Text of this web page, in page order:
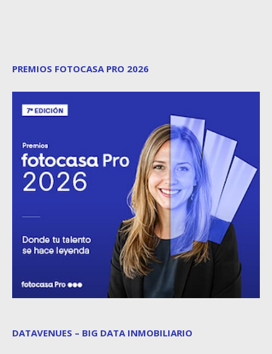
PREMIOS FOTOCASA PRO 2026
DATAVENUES – BIG DATA INMOBILIARIO